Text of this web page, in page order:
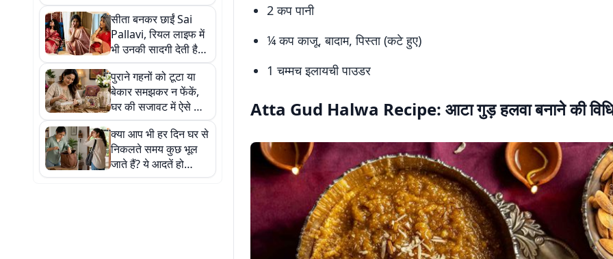
सीता बनकर छाईं Sai
Pallavi, रियल लाइफ में
भी उनकी सादगी देती है
फैशन इंस्पिरेशन, देखें
खूबसूरत साड़ी कलेक्शन
पुराने गहनों को टूटा या
बेकार समझकर न फेंकें,
घर की सजावट में ऐसे करें
इस्तेमाल
क्या आप भी हर दिन घर से
निकलते समय कुछ भूल
जाते हैं? ये आदतें हो
सकती हैं इसकी वजह
2 कप पानी
¼ कप काजू, बादाम, पिस्ता (कटे हुए)
1 चम्मच इलायची पाउडर
Atta Gud Halwa Recipe: आटा गुड़ हलवा बनाने की